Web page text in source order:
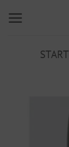
Inhalt
START